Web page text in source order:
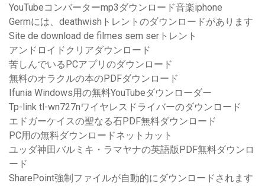
YouTubeコンバーターmp3ダウンロード音楽iphone
Germには、deathwishトレントのダウンロードがあります
Site de download de filmes sem serトレント
アンドロイドクリアダウンロード
苦しんでいるPCアプリのダウンロード
無料のオラクルの本のPDFダウンロード
Ifunia Windows用の無料YouTubeダウンローダー
Tp-link tl-wn727nワイヤレスドライバーのダウンロード
エドガーケイスの聖なる石PDF無料ダウンロード
PC用の無料ダウンロードネットカット
ユッダ神田バルミキ・ラマヤナの英語版PDF無料ダウンロ
ード
SharePoint強制ファイルが自動的にダウンロードされます